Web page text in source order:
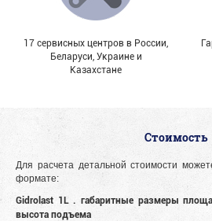
17 сервисных центров в России,
Беларуси, Украине и
Казахстане
Стоимость
Для расчета детальной стоимости
формате:
Gidrolast 1L . габаритные размеры
высота подъема